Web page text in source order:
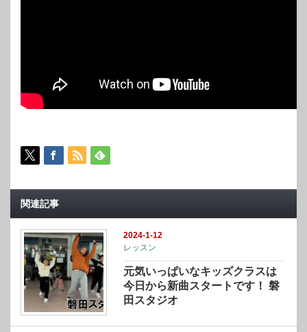
関連記事
2024-1-12
レッスン
元気いっぱいなキッズクラスは
今日から新曲スタートです！ 磐
田スタジオ